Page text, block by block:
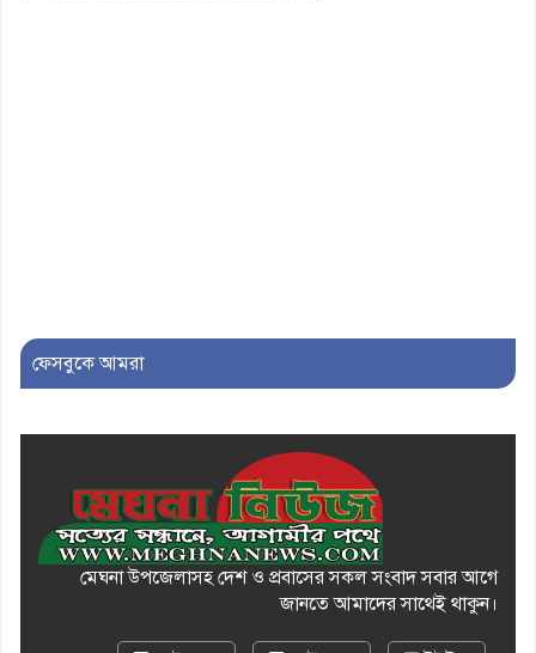
ফেসবুকে আমরা
মেঘনা উপজেলাসহ দেশ ও প্রবাসের সকল সংবাদ সবার আগে
জানতে আমাদের সাথেই থাকুন।